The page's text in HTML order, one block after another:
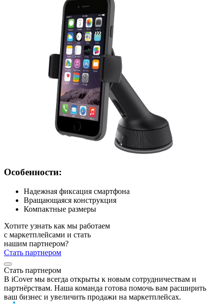
Особенности:
Надежная фиксация смартфона
Вращающаяся конструкция
Компактные размеры
Хотите узнать как мы работаем
с маркетплейсами и стать
нашим партнером?
Стать партнером
Стать партнером
В iCover мы всегда открыты к новым сотрудничествам и
партнёрствам. Наша команда готова помочь вам расширить
ваш бизнес и увеличить продажи на маркетплейсах.